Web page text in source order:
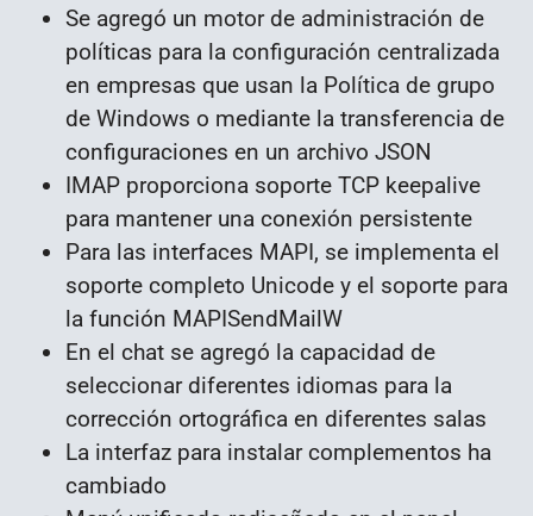
Se agregó un motor de administración de
políticas para la configuración centralizada
en empresas que usan la Política de grupo
de Windows o mediante la transferencia de
configuraciones en un archivo JSON
IMAP proporciona soporte TCP keepalive
para mantener una conexión persistente
Para las interfaces MAPI, se implementa el
soporte completo Unicode y el soporte para
la función MAPISendMailW
En el chat se agregó la capacidad de
seleccionar diferentes idiomas para la
corrección ortográfica en diferentes salas
La interfaz para instalar complementos ha
cambiado